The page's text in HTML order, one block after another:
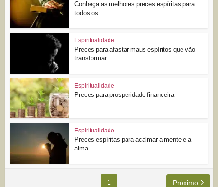
Conheça as melhores preces espíritas para
todos os...
Espiritualidade
Preces para afastar maus espíritos que vão
transformar...
Espiritualidade
Preces para prosperidade financeira
Espiritualidade
Preces espíritas para acalmar a mente e a
alma
1 Próximo